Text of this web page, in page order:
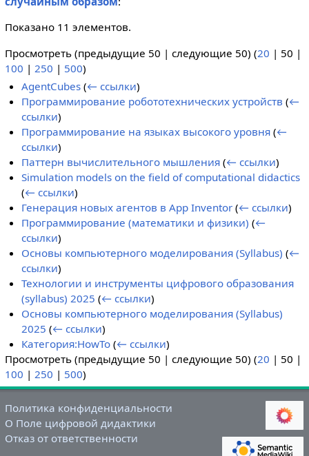
Показано 11 элементов.
Просмотреть (предыдущие 50 | следующие 50) (20 | 50 |
100 | 250 | 500)
AgentCubes (← ссылки)
Программирование робототехнических устройств (←
ссылки)
Программирование на языках высокого уровня (←
ссылки)
Паттерн вычислительного мышления (← ссылки)
Simulation models on the field of computational didactics
(← ссылки)
Генерация новых агентов в App Inventor (← ссылки)
Программирование (математики и физики) (←
ссылки)
Основы компьютерного моделирования (Syllabus) (←
ссылки)
Технологии и инструменты цифрового образования
(syllabus) 2025 (← ссылки)
Основы компьютерного моделирования (Syllabus)
2025 (← ссылки)
Категория:HowTo (← ссылки)
Просмотреть (предыдущие 50 | следующие 50) (20 | 50 |
100 | 250 | 500)
Политика конфиденциальности
О Поле цифровой дидактики
Отказ от ответственности